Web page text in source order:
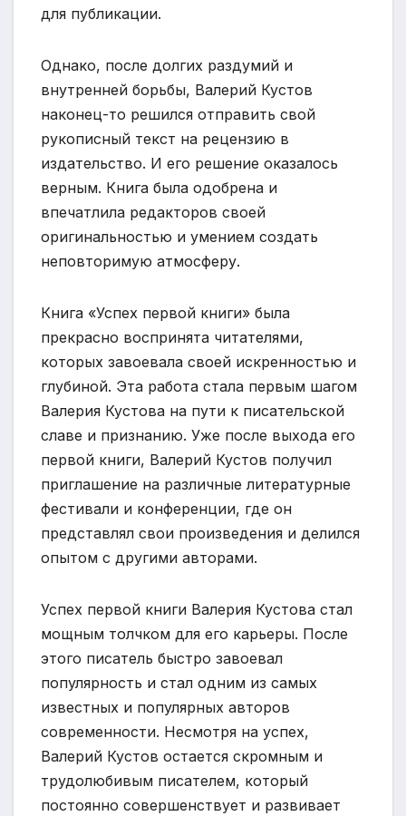
для публикации.
Однако, после долгих раздумий и
внутренней борьбы, Валерий Кустов
наконец-то решился отправить свой
рукописный текст на рецензию в
издательство. И его решение оказалось
верным. Книга была одобрена и
впечатлила редакторов своей
оригинальностью и умением создать
неповторимую атмосферу.
Книга «Успех первой книги» была
прекрасно воспринята читателями,
которых завоевала своей искренностью и
глубиной. Эта работа стала первым шагом
Валерия Кустова на пути к писательской
славе и признанию. Уже после выхода его
первой книги, Валерий Кустов получил
приглашение на различные литературные
фестивали и конференции, где он
представлял свои произведения и делился
опытом с другими авторами.
Успех первой книги Валерия Кустова стал
мощным толчком для его карьеры. После
этого писатель быстро завоевал
популярность и стал одним из самых
известных и популярных авторов
современности. Несмотря на успех,
Валерий Кустов остается скромным и
трудолюбивым писателем, который
постоянно совершенствует и развивает